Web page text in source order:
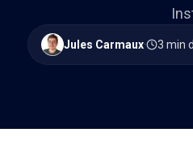
Jules Carmaux· 3 min